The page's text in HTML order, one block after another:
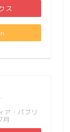
ス
ア・パブリ
月